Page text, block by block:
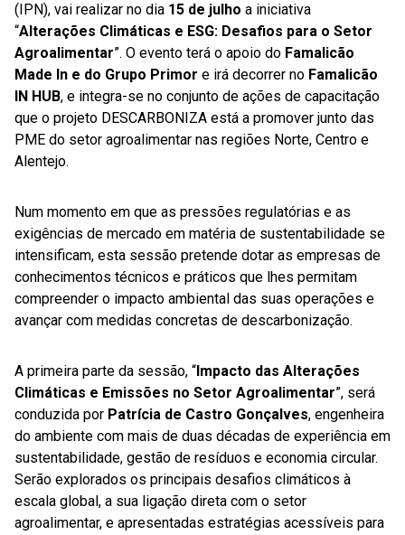
(IPN), vai realizar no dia 15 de julho a iniciativa
“Alterações Climáticas e ESG: Desafios para o Setor
Agroalimentar”. O evento terá o apoio do Famalicão
Made In e do Grupo Primor e irá decorrer no Famalicão
IN HUB, e integra-se no conjunto de ações de capacitação
que o projeto DESCARBONIZA está a promover junto das
PME do setor agroalimentar nas regiões Norte, Centro e
Alentejo.
Num momento em que as pressões regulatórias e as
exigências de mercado em matéria de sustentabilidade se
intensificam, esta sessão pretende dotar as empresas de
conhecimentos técnicos e práticos que lhes permitam
compreender o impacto ambiental das suas operações e
avançar com medidas concretas de descarbonização.
A primeira parte da sessão, “ Impacto das Alterações
Climáticas e Emissões no Setor Agroalimentar”, será
conduzida por Patrícia de Castro Gonçalves, engenheira
do ambiente com mais de duas décadas de experiência em
sustentabilidade, gestão de resíduos e economia circular.
Serão explorados os principais desafios climáticos à
escala global, a sua ligação direta com o setor
agroalimentar, e apresentadas estratégias acessíveis para